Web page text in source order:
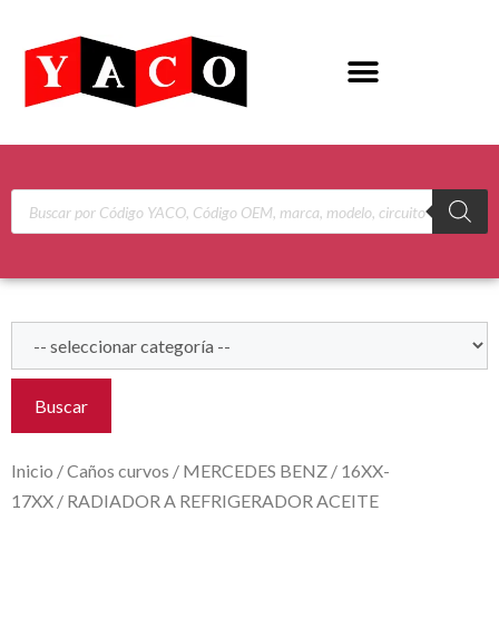
Buscar
Inicio /Caños curvos / MERCEDES BENZ / 16XX-
17XX / RADIADOR A REFRIGERADOR ACEITE